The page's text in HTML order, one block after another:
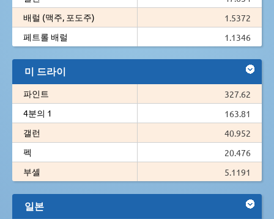
배럴 (맥주, 포도주)
1.5372
페트롤 배럴
1.1346
미 드라이
파인트
327.62
4분의 1
163.81
갤런
40.952
펙
20.476
부셸
5.1191
일본